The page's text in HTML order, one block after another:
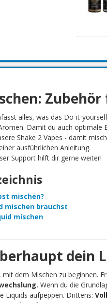
alles, was das Do-it-
Damit du auch optimale
Shake 2 Vapes - damit
ausführlichen Anleitung.
Support hilft dir gerne weiter!
mischen?
mischen brauchst
mischen
dein
mit dem Mischen zu beginnen.
Wenn du die
Liquids aufpeppen. Drittens: